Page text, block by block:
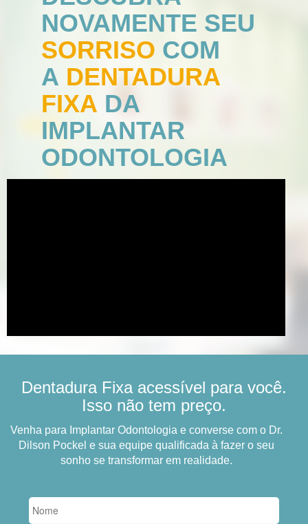
NOVAMENTE SEU
SORRISO COM
A DENTADURA
FIXA DA
IMPLANTAR
ODONTOLOGIA
Dentadura Fixa acessível para você.
Isso não tem preço.
Venha para Implantar Odontologia e converse com o Dr.
Dilson Pockel e sua equipe qualificada à fazer o seu
sonho se transformar em realidade.